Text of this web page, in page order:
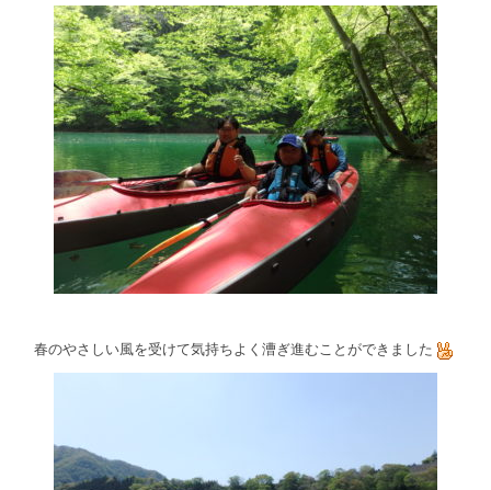
春のやさしい風を受けて気持ちよく漕ぎ進むことができました